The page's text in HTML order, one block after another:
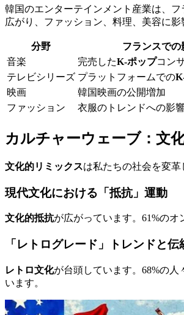
韓国のエンターテインメント産業は、
広がり、ファッション、料理、美容に影
分野
フランスでの
音楽
完売したK-ポップコン
テレビシリーズ プラットフォームでの
映画
韓国映画の公開増加
ファッション
衣服のトレンドへの影
カルチャーウェーブ：文
文化的リミックスは私たちの社会を変
現代文化における「抵抗」運動
文化的抵抗が広がっています。61%の
「レトログレード」トレンドと
レトロ文化が台頭しています。68%の
います。